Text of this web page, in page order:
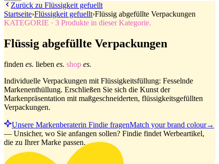
Zurück zu Flüssigkeit gefuellt
Startseite›Flüssigkeit gefuellt›Flüssig abgefüllte Verpackungen
KATEGORIE · 3 Produkte in dieser Kategorie.
Flüssig abgefüllte Verpackungen
finden es. lieben es. shop es.
Individuelle Verpackungen mit Flüssigkeitsfüllung: Fesselnde
Markenenthüllung. Erschließen Sie sich die Kunst der
Markenpräsentation mit maßgeschneiderten, flüssigkeitsgefüllten
Verpackungen.
Unsere Markenberaterin Findie fragenMatch your brand colour→
— Unsicher, wo Sie anfangen sollen? Findie findet Werbeartikel,
die zu Ihrer Marke passen.